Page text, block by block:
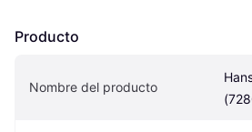
Producto
Nombre del producto